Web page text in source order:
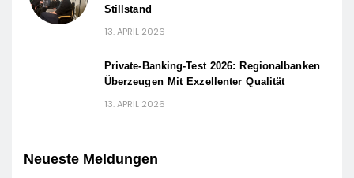
Stillstand
13. APRIL 2026
Private-Banking-Test 2026: Regionalbanken
Überzeugen Mit Exzellenter Qualität
13. APRIL 2026
Neueste Meldungen